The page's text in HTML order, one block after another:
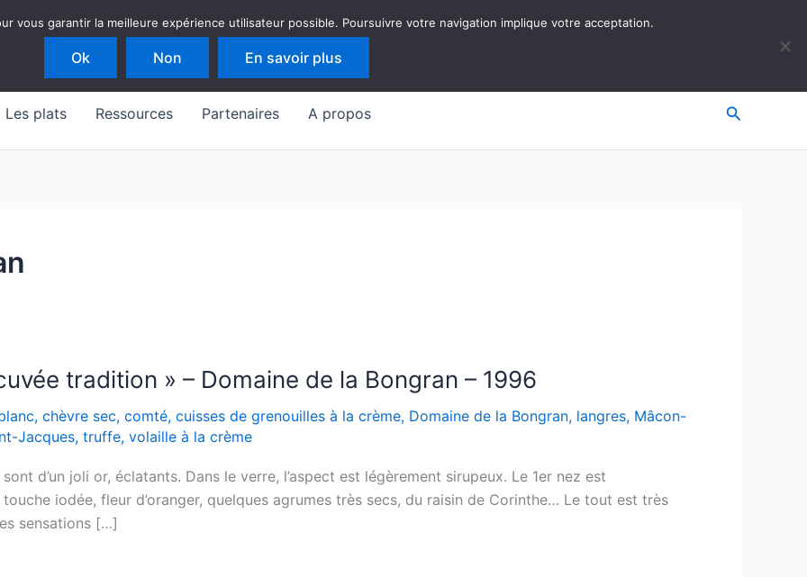
Les plats Ressources Partenaires A propos
tradition » – Domaine de la Bongran – 1996
, chèvre sec, comté, cuisses de grenouilles à la crème, Domaine de la Bongran, langres, Mâcon-
Jacques, truffe, volaille à la crème
d’un joli or, éclatants. Dans le verre, l’aspect est légèrement sirupeux. Le 1er nez est
iodée, fleur d’oranger, quelques agrumes très secs, du raisin de Corinthe… Le tout est très
sensations […]
vous garantir la meilleure expérience utilisateur possible. Poursuivre votre navigation implique votre acceptation.
Ok Non En savoir plus